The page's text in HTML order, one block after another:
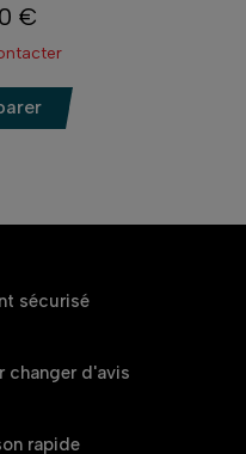
€
sécurisé
changer d'avis
rapide